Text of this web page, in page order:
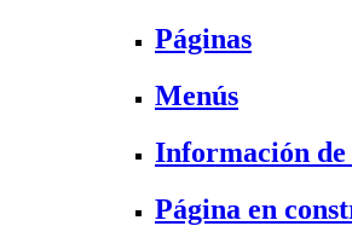
Páginas
Menús
Información de
Página en